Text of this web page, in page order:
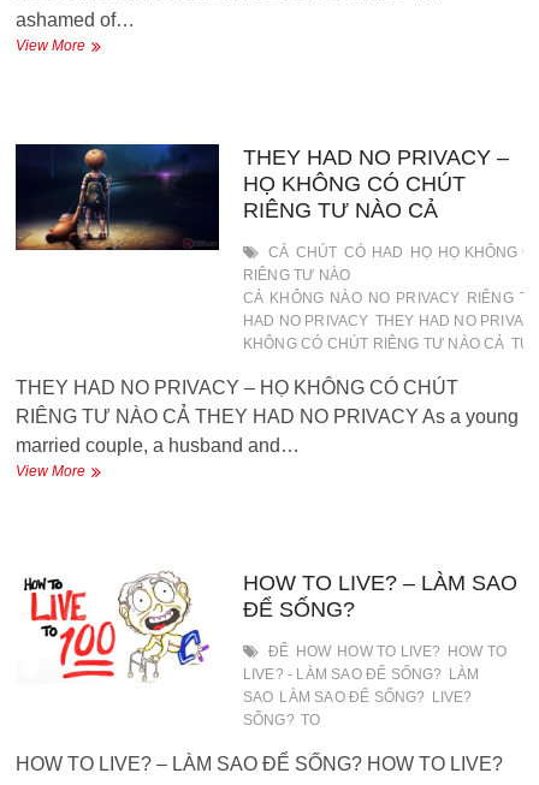
ashamed of…
View MoreA
ASHAMED
–
MỘT
NGƯỜI
CHỒNG
THEY HAD NO PRIVACY –
HỌ KHÔNG CÓ CHÚT
RIÊNG TƯ NÀO CẢ
CẢ CHÚT CÓ HAD HỌ HỌ KHÔNG
RIÊNG TƯ NÀO
CẢ KHÔNG NÀO NO PRIVACY RIÊNG
HAD NO PRIVACY THEY HAD NO
KHÔNG CÓ CHÚT RIÊNG TƯ NÀO CẢ TƯ
THEY HAD NO PRIVACY – HỌ KHÔNG CÓ CHÚT
RIÊNG TƯ NÀO CẢ THEY HAD NO PRIVACY As a young
married couple, a husband and…
View MoreTHEY
KHÔNG
CÓ
CHÚT
RIÊNG
HOW TO LIVE? – LÀM SAO
ĐỂ SỐNG?
ĐỂ HOW HOW TO LIVE?
HOW TO
LIVE? - LÀM SAO ĐỂ SỐNG?
LÀM
SAO LÀM SAO ĐỂ SỐNG?
LIVE?
SỐNG? TO
HOW TO LIVE? – LÀM SAO ĐỂ SỐNG? HOW TO LIVE?